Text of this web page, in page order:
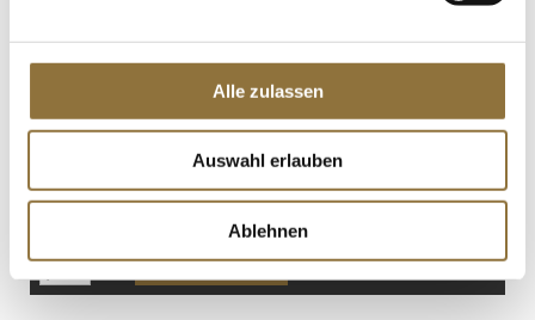
Alle zulassen
Auswahl erlauben
Ablehnen
LEBENSMITTELKENNZEICHNUNGEN
1,589 kg, 55 St
Art.Nr.:63189
€ 71,60